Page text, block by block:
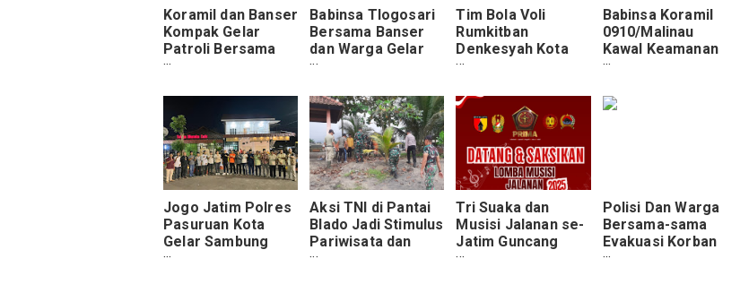
Koramil dan Banser
Kompak Gelar
Patroli Bersama
Demi Stabilitas
Babinsa Tlogosari
Bersama Banser
dan Warga Gelar
Patroli Kampung di
Tim Bola Voli
Rumkitban
Denkesyah Kota
Malang:
Membanggakan
Babinsa Koramil
0910/Malinau
Kawal Keamanan
Irau dan HUT ke-26
Jogo Jatim Polres
Pasuruan Kota
Gelar Sambung
Rasa Bersama
Aksi TNI di Pantai
Blado Jadi Stimulus
Pariwisata dan
Ekonomi
Tri Suaka dan
Musisi Jalanan se-
Jatim Guncang
Malang, Meriahkan
Polisi Dan Warga
Bersama-sama
Evakuasi Korban
Kapal Terbalik Di